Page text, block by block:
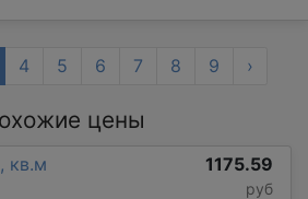
4 5 6 7 8 9 ›
цены
кв.м 1175.59
руб